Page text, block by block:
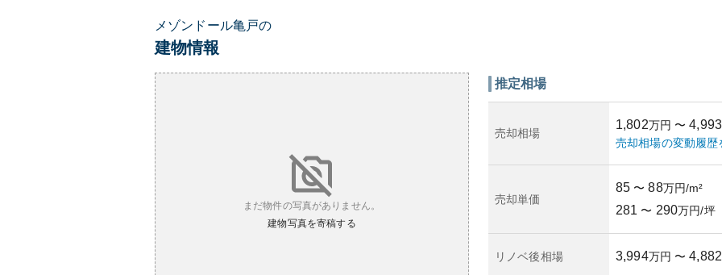
メゾンドール亀戸の
建物情報
まだ物件の写真がありません。
建物写真を寄稿する
推定相場
売却相場
1,802万円 〜 4,993
売却相場の変動履歴
売却単価
85 〜 88万円/m²
281 〜 290万円/坪
リノベ後相場 3,994万円 〜 4,882